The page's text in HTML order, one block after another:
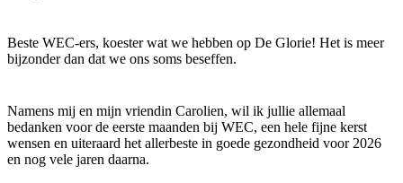
Beste WEC-ers, koester wat we hebben op De Glorie! Het is meer
bijzonder dan dat we ons soms beseffen.
Namens mij en mijn vriendin Carolien, wil ik jullie allemaal
bedanken voor de eerste maanden bij WEC, een hele fijne kerst
wensen en uiteraard het allerbeste in goede gezondheid voor 2026
en nog vele jaren daarna.